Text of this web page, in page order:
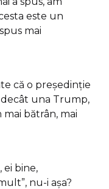
este un
mai
că o președinție
una Trump,
bătrân, mai
ei bine,
nu-i așa?